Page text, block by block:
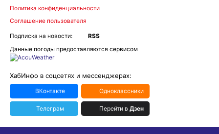
Политика конфиденциальности
Соглашение пользователя
Подписка на новости:
RSS
Данные погоды предоставляются сервисом
ХабИнфо в соцсетях и мессенджерах:
ВКонтакте Одноклассники
Телеграм Перейти в Дзен